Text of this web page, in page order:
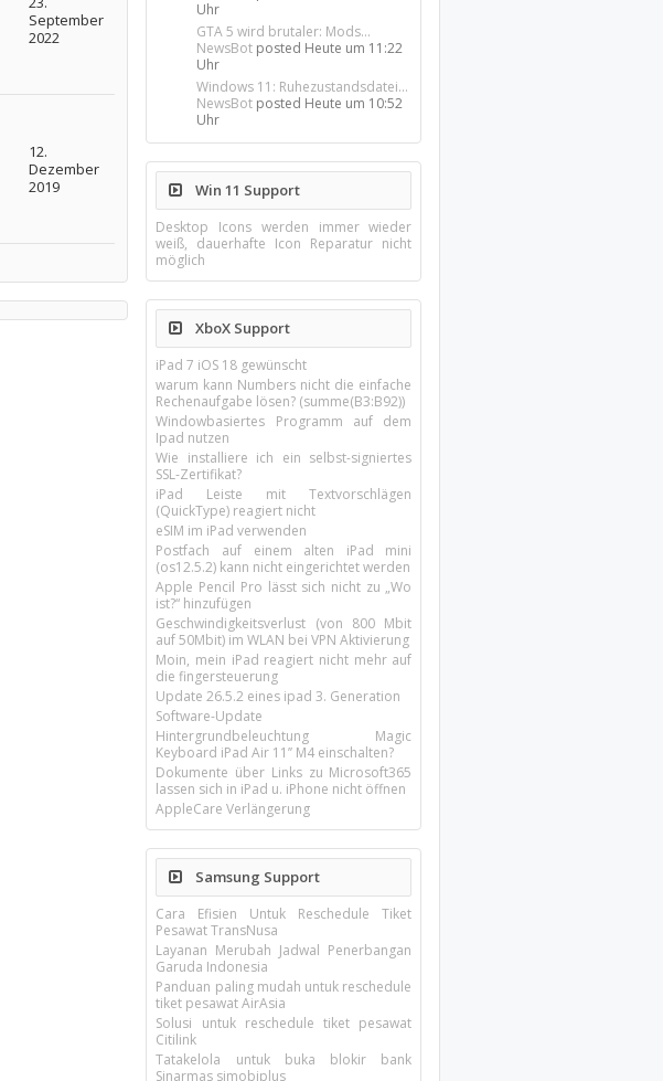
September
2022
12.
Dezember
2019
Uhr
GTA 5 wird brutaler: Mods...
NewsBot posted Heute um 11:22
Uhr
Windows 11: Ruhezustandsdatei...
NewsBot posted Heute um 10:52
Uhr
Win 11 Support
Desktop Icons werden immer wieder
weiß, dauerhafte Icon Reparatur nicht
möglich
XboX Support
iPad 7 iOS 18 gewünscht
warum kann Numbers nicht die einfache
Rechenaufgabe lösen? (summe(B3:B92))
Windowbasiertes Programm auf dem
Ipad nutzen
Wie installiere ich ein selbst-signiertes
SSL-Zertifikat?
iPad Leiste mit Textvorschlägen
(QuickType) reagiert nicht
eSIM im iPad verwenden
Postfach auf einem alten iPad mini
(os12.5.2) kann nicht eingerichtet werden
Apple Pencil Pro lässt sich nicht zu „Wo
ist?“ hinzufügen
Geschwindigkeitsverlust (von 800 Mbit
auf 50Mbit) im WLAN bei VPN Aktivierung
Moin, mein iPad reagiert nicht mehr auf
die fingersteuerung
Update 26.5.2 eines ipad 3. Generation
Software-Update
Hintergrundbeleuchtung Magic
Keyboard iPad Air 11’’ M4 einschalten?
Dokumente über Links zu Microsoft365
lassen sich in iPad u. iPhone nicht öffnen
AppleCare Verlängerung
Samsung Support
Cara Efisien Untuk Reschedule Tiket
Pesawat TransNusa
Layanan Merubah Jadwal Penerbangan
Garuda Indonesia
Panduan paling mudah untuk reschedule
tiket pesawat AirAsia
Solusi untuk reschedule tiket pesawat
Citilink
Tatakelola untuk buka blokir bank
Sinarmas simobiplus